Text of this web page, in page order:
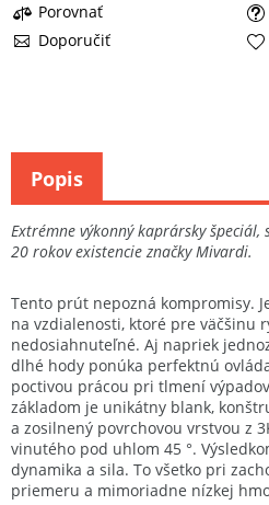
Porovnať
Doporučiť
Extrémne výkonný kaprársky špeciál,
20 rokov existencie značky Mivardi.
Tento prút nepozná kompromisy.
na vzdialenosti, ktoré pre väčšinu
nedosiahnuteľné. Aj napriek
dlhé hody ponúka perfektnú
poctivou prácou pri tlmení
základom je unikátny blank,
a zosilnený povrchovou vrstvou z
vinutého pod uhlom 45 °.
dynamika a sila. To všetko pri
priemeru a mimoriadne nízkej
Popis